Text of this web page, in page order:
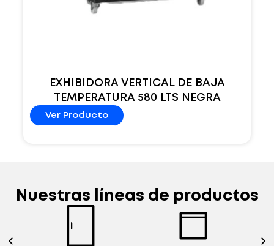
EXHIBIDORA VERTICAL DE BAJA
TEMPERATURA 580 LTS NEGRA
Ver Producto
Nuestras líneas de productos